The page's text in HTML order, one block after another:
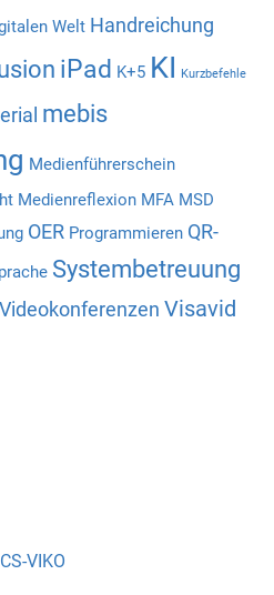
Welt Handreichung
iPad K+5 KI Kurzbefehle
mebis
Medienführerschein
Medienreflexion MFA MSD
OER Programmieren QR-
Systembetreuung
Videokonferenzen Visavid
VIKO